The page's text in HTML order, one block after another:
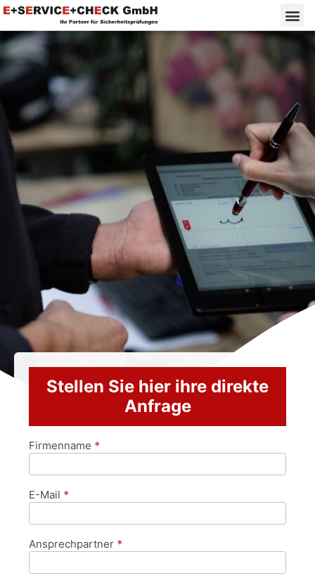
Stellen Sie hier ihre direkte
Anfrage
Anfrageformular
Firmenname *
E-Mail *
Ansprechpartner *